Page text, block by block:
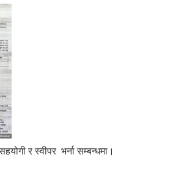
र स्वीपर भर्ना सम्बन्धमा।